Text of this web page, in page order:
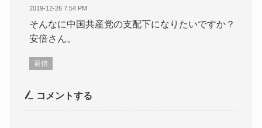
2019-12-26 7:54 PM
そんなに中国共産党の支配下になりたいですか？
安倍さん。
返信
コメントする